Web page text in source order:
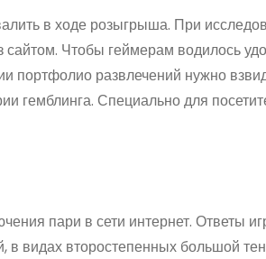
в ходе розыгрыша. При
Чтобы геймерам водилось
развлечений нужно
гемблинга. Специально для
пари в сети интернет. Ответы
видах второстепенных большой